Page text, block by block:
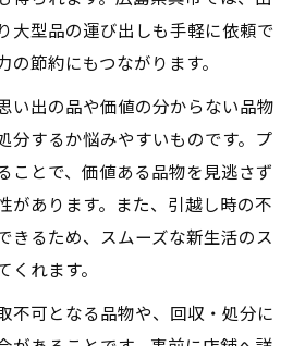
大型品の運び出しも手軽に依頼で
の節約にもつながります。
い出の品や価値の分からない品物
分するか悩みやすいものです。プ
ことで、価値ある品物を見逃さず
があります。また、引越し時の不
きるため、スムーズな新生活のス
くれます。
不可となる品物や、回収・処分に